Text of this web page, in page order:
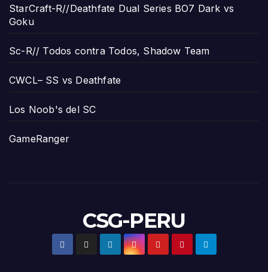
StarCraft-R//Deathfate Dual Series BO7 Dark vs
Goku
Sc-R// Todos contra Todos, Shadow Team
CWCL– SS vs Deathfate
Los Noob's del SC
GameRanger
CSG-PERU